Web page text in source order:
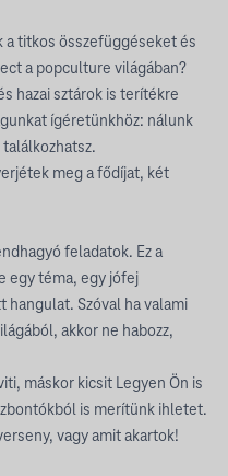
a titkos összefüggéseket és
a popculture világában?
hazai sztárok is terítékre
ígéretünkhöz: nálunk
meg a fődíjat, két
feladatok. Ez a
egy téma, egy jófej
hangulat. Szóval ha valami
akkor ne habozz,
máskor kicsit Legyen Ön is
is merítünk ihletet.
vagy amit akartok!